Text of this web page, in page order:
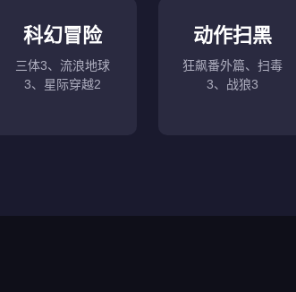
科幻冒险
三体3、流浪地球
3、星际穿越2
动作扫黑
狂飙番外篇、扫毒
3、战狼3